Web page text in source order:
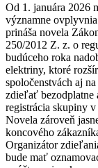
Od 1. januára 2026
významne
prináša novela
250/2012 Z. z. o
budúceho roka
elektriny, ktoré
spoločenstvách aj
zdieľať bezodplatne
registrácia skupiny
Novela zároveň
koncového
Organizátor
bude mať